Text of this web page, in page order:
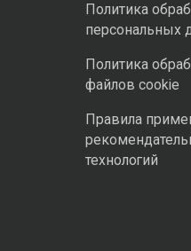
Политика
персональных
Политика
файлов cookie
Правила
технологий